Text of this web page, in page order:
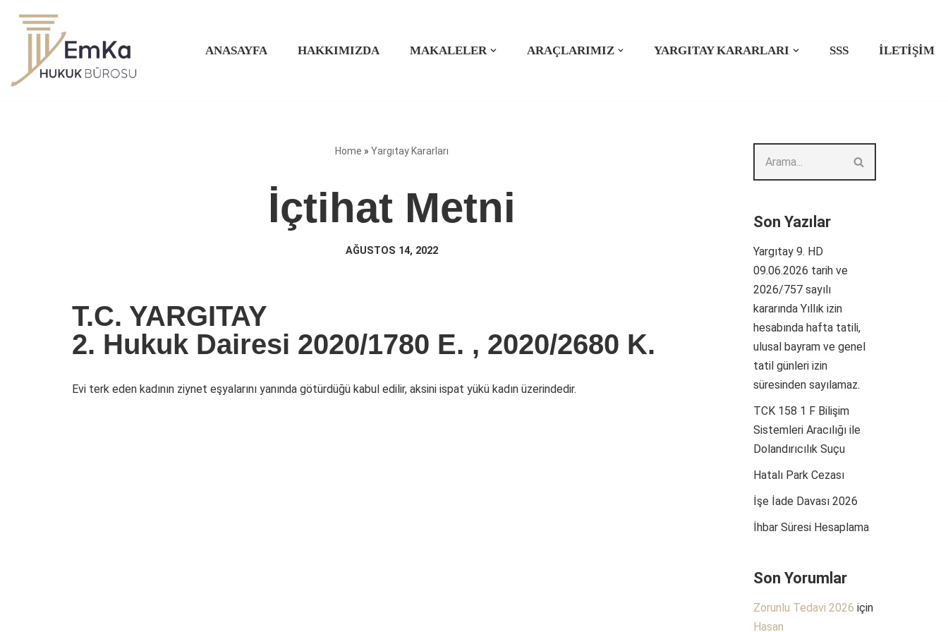
ANASAYFA HAKKIMIZDA MAKALELER ARAÇLARIMIZ YARGITAY KARARLARI SSS İLETIŞIM
Home » Yargıtay Kararları
İçtihat Metni
AĞUSTOS 14, 2022
T.C. YARGITAY
2. Hukuk Dairesi 2020/1780 E. , 2020/2680 K.
Evi terk eden kadının ziynet eşyalarını yanında götürdüğü kabul edilir, aksini ispat yükü kadın üzerindedir.
Son Yazılar
Yargıtay 9. HD
09.06.2026 tarih ve
2026/757 sayılı
kararında Yıllık izin
hesabında hafta tatili,
ulusal bayram ve genel
tatil günleri izin
süresinden sayılamaz.
TCK 158 1 F Bilişim
Sistemleri Aracılığı ile
Dolandırıcılık Suçu
Hatalı Park Cezası
İşe İade Davası 2026
İhbar Süresi Hesaplama
Son Yorumlar
Zorunlu Tedavi 2026 için
Hasan